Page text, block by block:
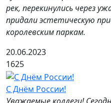
рек, перекинулись через
придали эстетическую
королевским паркам.
20.06.2023
1625
С Днём России!